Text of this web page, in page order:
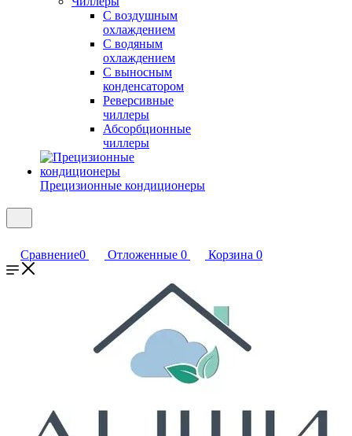
С воздушным
охлаждением
С водяным
охлаждением
С выносным
конденсатором
Реверсивные
чиллеры
Абсорбционные
чиллеры
Прецизионные кондиционеры
Сравнение0 Отложенные 0 Корзина 0